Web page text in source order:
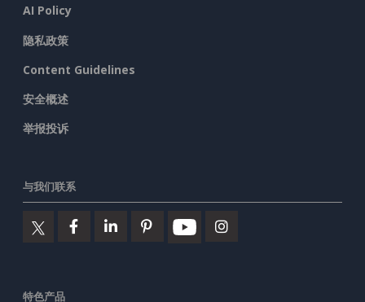
AI Policy
隐私政策
Content Guidelines
安全概述
举报投诉
与我们联系
特色产品